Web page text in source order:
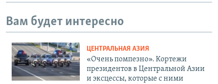
Вам будет интересно
ЦЕНТРАЛЬНАЯ АЗИЯ
«Очень помпезно». Кортежи
президентов в Центральной Азии
и эксцессы, которые с ними